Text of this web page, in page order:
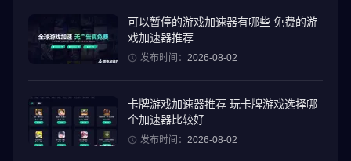
● 独一无二的花园区域，布局独特，从喷泉景观到岛屿景观。
● 许多个性独特的角色：认识奥斯汀的朋友和邻居！
在游戏社区中结交新朋友！
《梦幻花园》是免费游戏，但部分游戏内物品可以用真钱购买。
可以暂停的游戏加速器有哪些 免费的游
戏加速器推荐
发布时间： 2026-08-02
卡牌游戏加速器推荐 玩卡牌游戏选择哪
个加速器比较好
发布时间： 2026-08-02